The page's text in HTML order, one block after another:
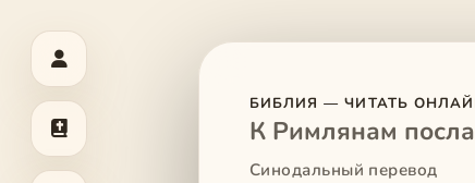
БИБЛИЯ — ЧИТАТЬ
К Римлянам
Синодальный перевод